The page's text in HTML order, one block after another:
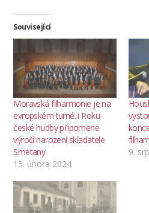
Související
Moravská filharmonie je na
evropském turné. i Roku
české hudby připomene
výročí narození skladatele
Smetany
15. února 2024
9.